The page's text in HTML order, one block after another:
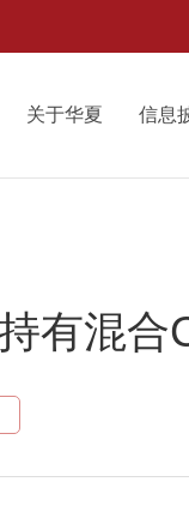
关于华夏 信息
有混合